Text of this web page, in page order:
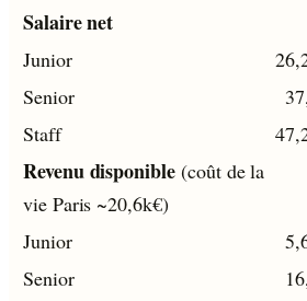
Salaire net
Junior
Senior
Staff
Revenu disponible (coût de la
vie Paris ~20,6k€)
Junior
Senior